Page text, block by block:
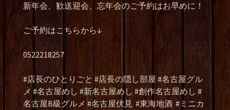
新年会、歓送迎会、忘年会のご予約はお早めに！
ご予約はこちらから↓
0522218257
#店長のひとりごと #店長の隠し部屋 #名古屋グル
メ #名古屋めし #新名古屋めし #創作名古屋めし #
名古屋B級グルメ #名古屋伏見 #東海地酒 #ミニカ